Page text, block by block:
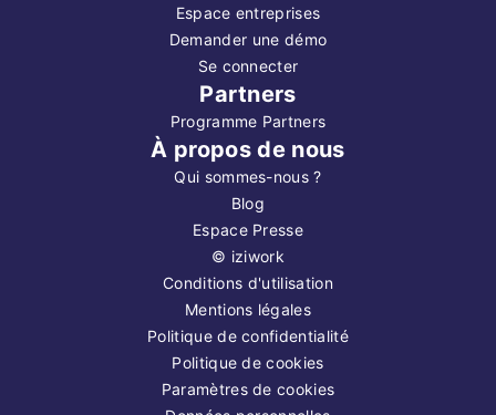
Espace entreprises
Demander une démo
Se connecter
Partners
Programme Partners
À propos de nous
Qui sommes-nous ?
Blog
Espace Presse
© iziwork
Conditions d'utilisation
Mentions légales
Politique de confidentialité
Politique de cookies
Paramètres de cookies